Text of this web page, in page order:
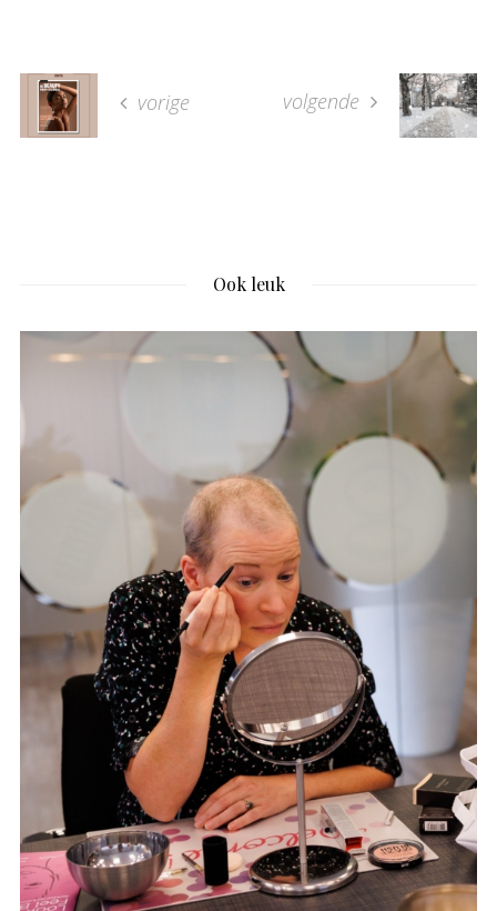
vorige volgende
Ook leuk